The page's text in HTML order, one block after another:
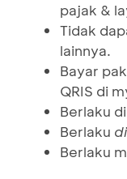
pajak &
Tidak
lainnya.
Bayar
QRIS di
Berlaku
Berlaku
Berlaku